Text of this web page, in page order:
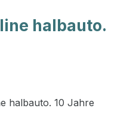
halbauto.